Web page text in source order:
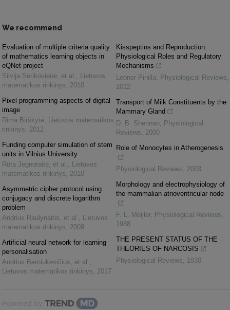
We recommend
Evaluation of multiple criteria quality
of mathematics learning objects in
eQNet project
Silvija Sėrikovienė, et al. , Lietuvos
matematikos rinkinys, 2010
Pixel programming aspects of digital
image
Rima Birškytė, Lietuvos matematikos
rinkinys, 2012
Funding computer simulation of stem
units in Vilnius University
Rūta Jegnoraitė, et al. , Lietuvos
matematikos rinkinys, 2010
Asymmetric cipher protocol using
conjugacy and discrete logarithm
problem
Andrius Raulynaitis, et al. , Lietuvos
matematikos rinkinys, 2009
Artificial neural network for learning
personalisation
Andrius Berniukevičius, et al. ,
Lietuvos matematikos rinkinys, 2017
Kisspeptins and Reproduction:
Physiological Roles and Regulatory
Mechanisms
Leonor Pinilla, Physiological Reviews,
2012
Transport of Milk Constituents by the
Mammary Gland
D. B. Shennan, Physiological
Reviews, 2000
Role of Monocytes in Atherogenesis
Physiological Reviews, 2003
Morphology and electrophysiology of
the mammalian atrioventricular node
F. L. Meijler, Physiological Reviews,
1988
THE PRESENT STATUS OF THE
THEORIES OF NARCOSIS
Physiological Reviews, 1930
Powered by